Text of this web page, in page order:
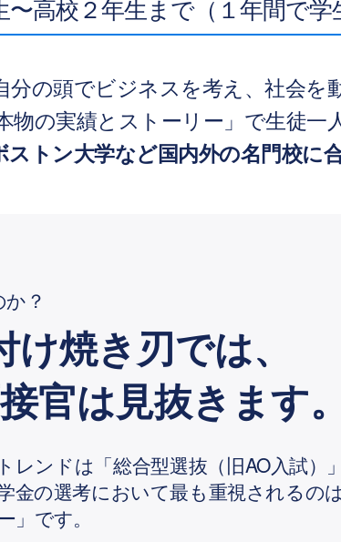
〜高校２年生まで（１年間で学
分の頭でビジネスを考え、社会を
物の実績とストーリー」で生徒一
ストン大学など国内外の名門校に
？
焼き刃では、
官は見抜きます。
レンドは「総合型選抜（旧AO入試
金の選考において最も重視される
」です。